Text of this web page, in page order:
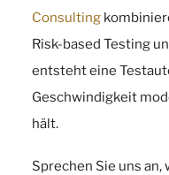
Consulting
Risk-based Testing
entsteht eine
Geschwindigkeit
hält.
Sprechen Sie uns